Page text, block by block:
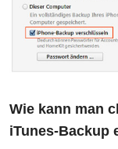
Wie kann man
iTunes-Backup